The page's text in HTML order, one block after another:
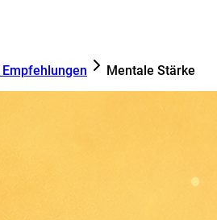
Empfehlungen Mentale Stärke